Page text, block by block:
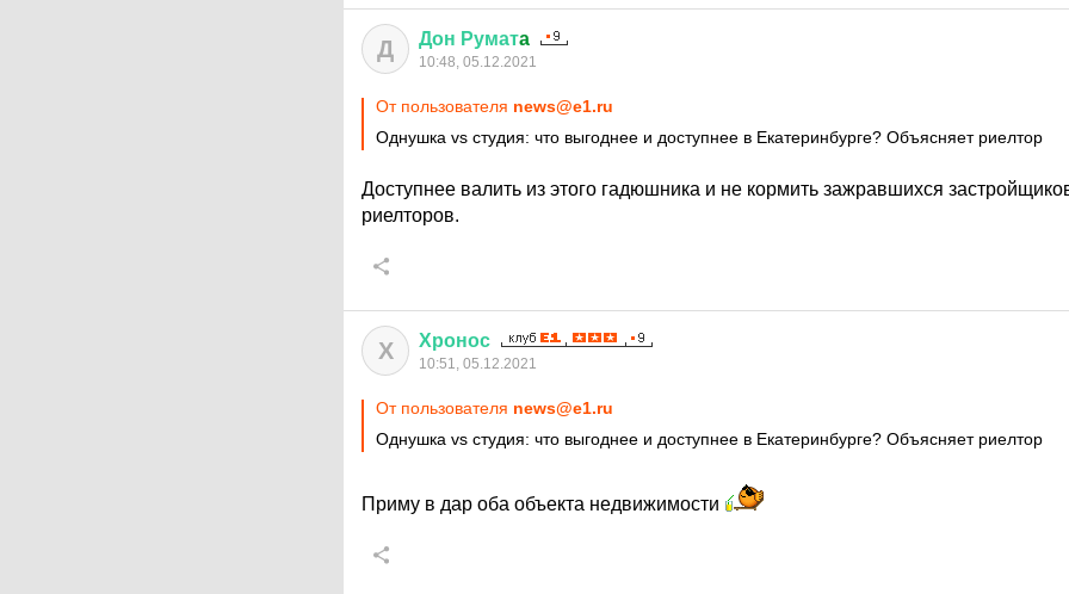
Д Дон Руматa
10:48, 05.12.2021
От пользователя news@e1.ru
Однушка vs студия: что выгоднее и доступнее в Екатеринбурге? Объясняет риелтор
Доступнее валить из этого гадюшника и не кормить зажравшихся
риелторов.
Х Хронос
10:51, 05.12.2021
От пользователя news@e1.ru
Однушка vs студия: что выгоднее и доступнее в Екатеринбурге? Объясняет риелтор
Приму в дар оба объекта недвижимости